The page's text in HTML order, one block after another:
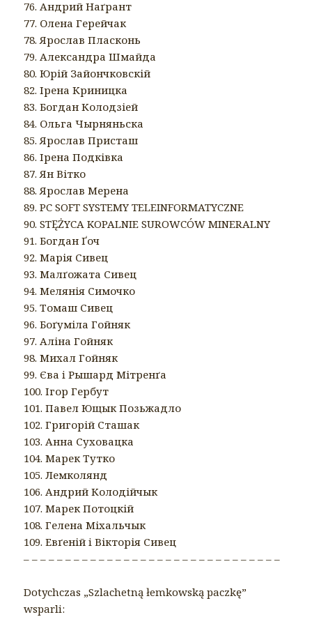
76. Андрий Наґрант
77. Олена Герейчак
78. Ярослав Пласконь
79. Александра Шмайда
80. Юрій Зайончковскій
82. Ірена Криницка
83. Богдан Колодзіей
84. Ольга Чырняньска
85. Ярослав Присташ
86. Ірена Подківка
87. Ян Вітко
88. Ярослав Мерена
89. PC SOFT SYSTEMY TELEINFORMATYCZNE
90. STĘŻYCA KOPALNIE SUROWCÓW MINERALNY
91. Богдан Ґоч
92. Марія Сивец
93. Малґожата Сивец
94. Мелянія Симочко
95. Томаш Сивец
96. Боґуміла Гойняк
97. Аліна Гойняк
98. Михал Гойняк
99. Єва i Рышард Мітренґа
100. Ігор Гербут
101. Павел Ющык Позьжадло
102. Григорій Сташак
103. Анна Суховацка
104. Марек Тутко
105. Лемколянд
106. Андрий Колодійчык
107. Марек Потоцкій
108. Гелена Міхальчык
109. Евґеній i Вікторія Сивец
– – – – – – – – – – – – – – – – – – – – – – – – – – – – – – –
Dotychczas „Szlachetną łemkowską paczkę”
wsparli: